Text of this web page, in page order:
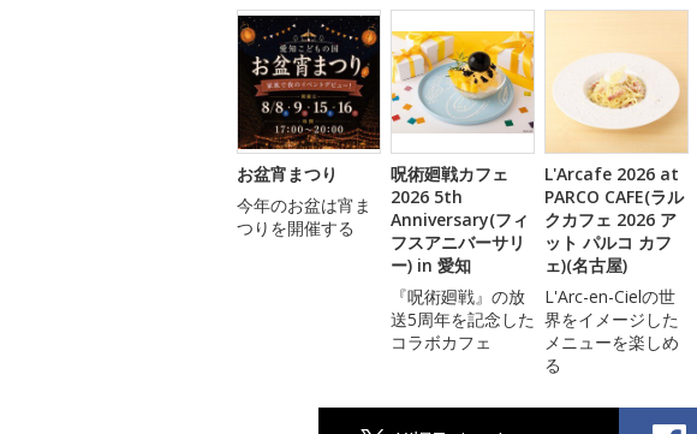
お盆宵まつり
今年のお盆は宵ま
つりを開催する
呪術廻戦カフェ
2026 5th
Anniversary(フィ
フスアニバーサリ
ー) in 愛知
『呪術廻戦』の放
送5周年を記念した
コラボカフェ
L'Arcafe 2026 at
PARCO CAFE(ラル
クカフェ 2026 ア
ット パルコ カフ
ェ)(名古屋)
L'Arc-en-Cielの世
界をイメージした
メニューを楽しめ
る